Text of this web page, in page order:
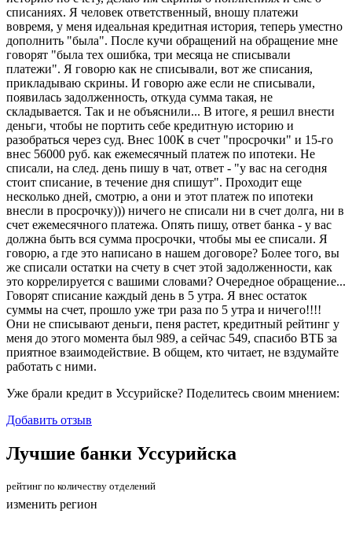
списаниях. Я человек ответственный, вношу платежи
вовремя, у меня идеальная кредитная история, теперь уместно
дополнить "была". После кучи обращений на обращение мне
говорят "была тех ошибка, три месяца не списывали
платежи". Я говорю как не списывали, вот же списания,
прикладываю скрины. И говорю аже если не списывали,
появилась задолженность, откуда сумма такая, не
складывается. Так и не объяснили... В итоге, я решил внести
деньги, чтобы не портить себе кредитную историю и
разобраться через суд. Внес 100К в счет "просрочки" и 15-го
внес 56000 руб. как ежемесячный платеж по ипотеки. Не
списали, на след. день пишу в чат, ответ - "у вас на сегодня
стоит списание, в течение дня спишут". Проходит еще
несколько дней, смотрю, а они и этот платеж по ипотеки
внесли в просрочку))) ничего не списали ни в счет долга, ни в
счет ежемесячного платежа. Опять пишу, ответ банка - у вас
должна быть вся сумма просрочки, чтобы мы ее списали. Я
говорю, а где это написано в нашем договоре? Более того, вы
же списали остатки на счету в счет этой задолженности, как
это коррелируется с вашими словами? Очередное обращение...
Говорят списание каждый день в 5 утра. Я внес остаток
суммы на счет, прошло уже три раза по 5 утра и ничего!!!!
Они не списывают деньги, пеня растет, кредитный рейтинг у
меня до этого момента был 989, а сейчас 549, спасибо ВТБ за
приятное взаимодействие. В общем, кто читает, не вздумайте
работать с ними.
Уже брали кредит в Уссурийске? Поделитесь своим мнением:
Добавить отзыв
Лучшие банки Уссурийска
рейтинг по количеству отделений
изменить регион